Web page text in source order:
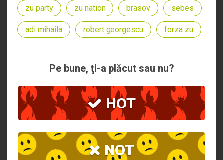
zu party zu nation brasov sebes
adi mihaila robert georgescu forza zu
Pe bune, ţi-a plăcut sau nu?
HOT
NOT